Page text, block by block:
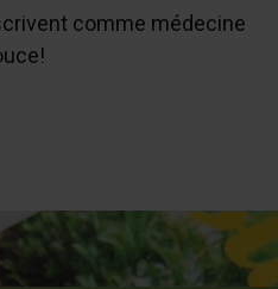
comme médecine